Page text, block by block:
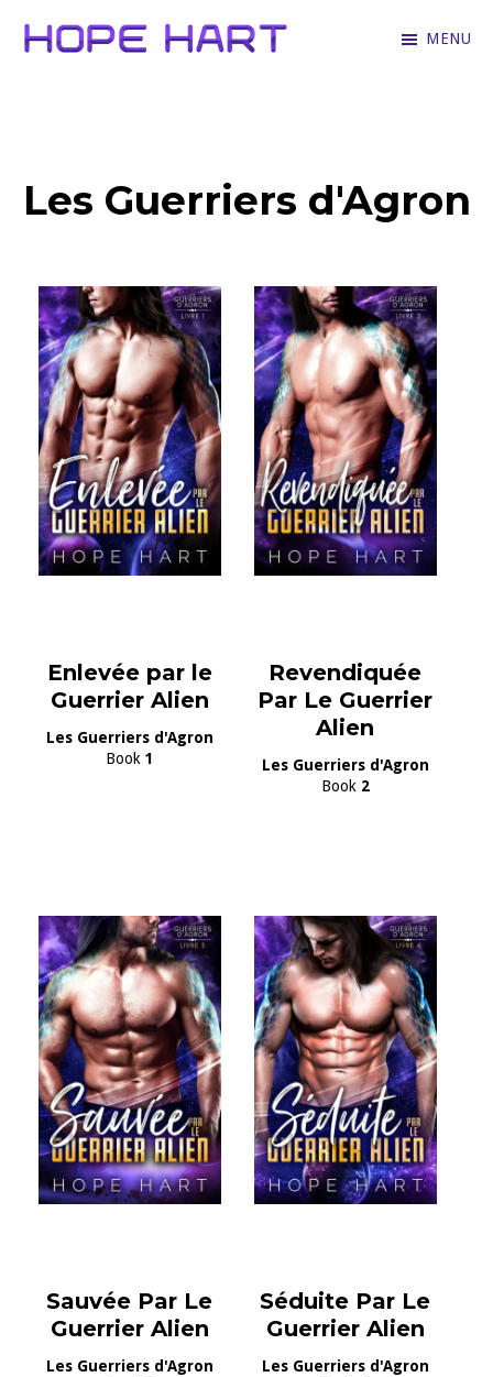
Skip
romantics
hartfelt
stories
MENU
Les Guerriers d'Agron
Enlevée par le
Guerrier Alien
Les Guerriers d'Agron
Book 1
Revendiquée
Par Le Guerrier
Alien
Les Guerriers d'Agron
Book 2
Sauvée Par Le
Guerrier Alien
Les Guerriers d'Agron
Séduite Par Le
Guerrier Alien
Les Guerriers d'Agron